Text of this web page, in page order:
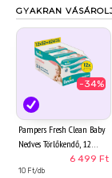
GYAKRAN
-34%
Pampers Fresh Clean Baby
Nedves Törlőkendő, 12
Csomag x 52 Törlőkendő
db Baba Nedves Törlőkendő
6 499 Ft
10 Ft/db